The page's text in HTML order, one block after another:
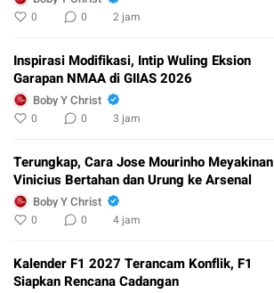
0 0 2 jam
Inspirasi Modifikasi, Intip Wuling Eksion
Garapan NMAA di GIIAS 2026
Boby Y Christ
0 0 3 jam
Terungkap, Cara Jose Mourinho Meyakinan
Vinicius Bertahan dan Urung ke Arsenal
Boby Y Christ
0 0 4 jam
Kalender F1 2027 Terancam Konflik, F1
Siapkan Rencana Cadangan